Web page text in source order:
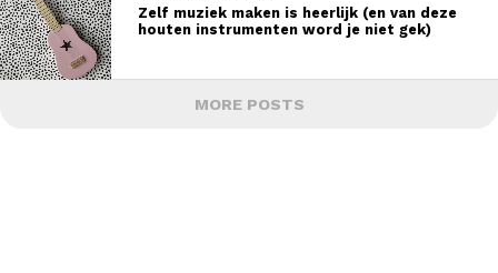
Zelf muziek maken is heerlijk (en van deze
houten instrumenten word je niet gek)
MORE POSTS